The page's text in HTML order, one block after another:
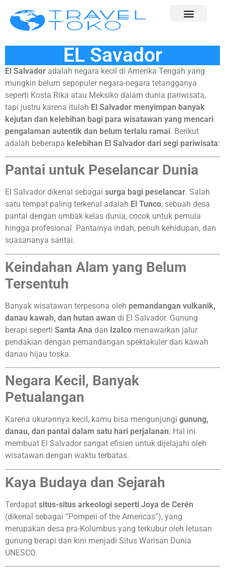
EL Savador
El Salvador adalah negara kecil di Amerika Tengah yang
mungkin belum sepopuler negara-negara tetangganya
seperti Kosta Rika atau Meksiko dalam dunia pariwisata,
tapi justru karena itulah El Salvador menyimpan banyak
kejutan dan kelebihan bagi para wisatawan yang mencari
pengalaman autentik dan belum terlalu ramai. Berikut
adalah beberapa kelebihan El Salvador dari segi pariwisata:
Pantai untuk Peselancar Dunia
El Salvador dikenal sebagai surga bagi peselancar. Salah
satu tempat paling terkenal adalah El Tunco, sebuah desa
pantai dengan ombak kelas dunia, cocok untuk pemula
hingga profesional. Pantainya indah, penuh kehidupan, dan
suasananya santai.
Keindahan Alam yang Belum
Tersentuh
Banyak wisatawan terpesona oleh pemandangan vulkanik,
danau kawah, dan hutan awan di El Salvador. Gunung
berapi seperti Santa Ana dan Izalco menawarkan jalur
pendakian dengan pemandangan spektakuler dari kawah
danau hijau toska.
Negara Kecil, Banyak
Petualangan
Karena ukurannya kecil, kamu bisa mengunjungi gunung,
danau, dan pantai dalam satu hari perjalanan. Hal ini
membuat El Salvador sangat efisien untuk dijelajahi oleh
wisatawan dengan waktu terbatas.
Kaya Budaya dan Sejarah
Terdapat situs-situs arkeologi seperti Joya de Cerén
(dikenal sebagai “Pompeii of the Americas”), yang
merupakan desa pra-Kolumbus yang terkubur oleh letusan
gunung berapi dan kini menjadi Situs Warisan Dunia
UNESCO.